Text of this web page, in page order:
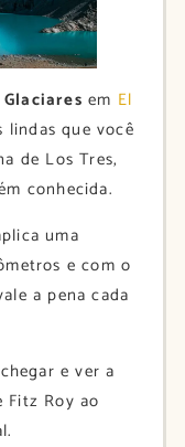
em El
lindas que você
de Los Tres,
conhecida.
uma
e com o
a pena cada
e ver a
Fitz Roy ao